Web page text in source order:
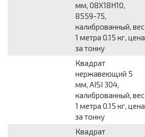
мм, 08Х18Н10,
8559-75,
калиброванный, вес
1 метра 0.15 кг, цена
за тонну
Квадрат
нержавеющий 5
мм, AISI 304,
калиброванный, вес
1 метра 0.15 кг, цена
за тонну
Квадрат